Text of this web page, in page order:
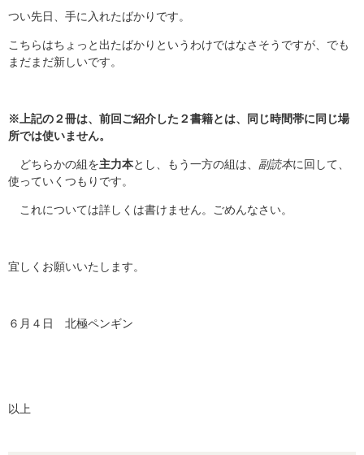
つい先日、手に入れたばかりです。
こちらはちょっと出たばかりというわけではなさそうですが、でも
まだまだ新しいです。
※上記の２冊は、前回ご紹介した２書籍とは、同じ時間帯に同じ場
所では使いません。
どちらかの組を主力本とし、もう一方の組は、 副読本に回して、
使っていくつもりです。
これについては詳しくは書けません。ごめんなさい。
宜しくお願いいたします。
６月４日 北極ペンギン
以上